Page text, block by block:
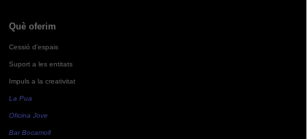
Què oferim
Cessió d'espais
Suport a les entitats
Impuls a la creativitat
La Pua
Oficina Jove
Bar Bocamoll